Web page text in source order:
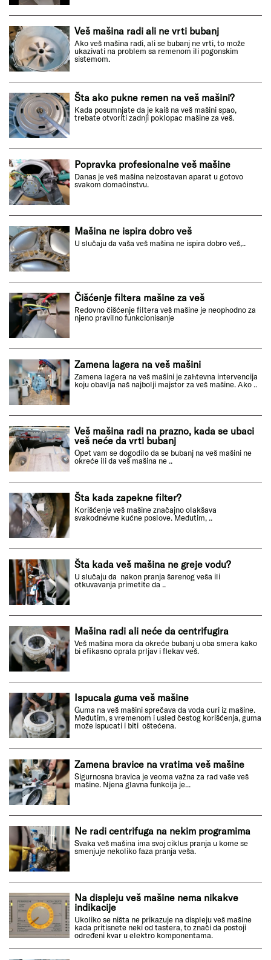
Veš mašina radi ali ne vrti bubanj
Ako veš mašina radi, ali se bubanj ne vrti, to može
ukazivati na problem sa remenom ili pogonskim
sistemom.
Šta ako pukne remen na veš mašini?
Kada posumnjate da je kaiš na veš mašini spao,
trebate otvoriti zadnji poklopac mašine za veš.
Popravka profesionalne veš mašine
Danas je veš mašina neizostavan aparat u gotovo
svakom domaćinstvu.
Mašina ne ispira dobro veš
U slučaju da vaša veš mašina ne ispira dobro veš,..
Čišćenje filtera mašine za veš
Redovno čišćenje filtera veš mašine je neophodno za
njeno pravilno funkcionisanje
Zamena lagera na veš mašini
Zamena lagera na veš mašini je zahtevna intervencija
koju obavlja naš najbolji majstor za veš mašine. Ako ..
Veš mašina radi na prazno, kada se ubaci
veš neće da vrti bubanj
Opet vam se dogodilo da se bubanj na veš mašini ne
okreće ili da veš mašina ne ..
Šta kada zapekne filter?
Korišćenje veš mašine značajno olakšava
svakodnevne kućne poslove. Međutim, ..
Šta kada veš mašina ne greje vodu?
U slučaju da nakon pranja šarenog veša ili
otkuvavanja primetite da ..
Mašina radi ali neće da centrifugira
Veš mašina mora da okreće bubanj u oba smera kako
bi efikasno oprala prljav i flekav veš.
Ispucala guma veš mašine
Guma na veš mašini sprečava da voda curi iz mašine.
Međutim, s vremenom i usled čestog korišćenja, guma
može ispucati i biti oštećena.
Zamena bravice na vratima veš mašine
Sigurnosna bravica je veoma važna za rad vaše veš
mašine. Njena glavna funkcija je...
Ne radi centrifuga na nekim programima
Svaka veš mašina ima svoj ciklus pranja u kome se
smenjuje nekoliko faza pranja veša.
Na displeju veš mašine nema nikakve
indikacije
Ukoliko se ništa ne prikazuje na displeju veš mašine
kada pritisnete neki od tastera, to znači da postoji
određeni kvar u elektro komponentama.